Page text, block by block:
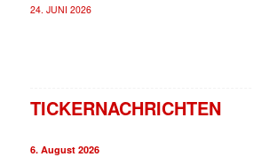
24. JUNI 2026
TICKERNACHRICHTEN
6. August 2026